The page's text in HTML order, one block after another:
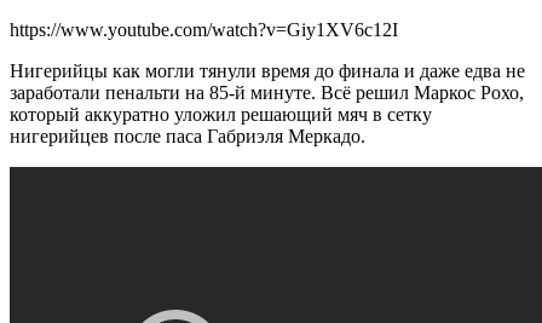
https://www.youtube.com/watch?v=Giy1XV6c12I
Нигерийцы как могли тянули время до финала и даже едва не
заработали пенальти на 85-й минуте. Всё решил Маркос Рохо,
который аккуратно уложил решающий мяч в сетку
нигерийцев после паса Габриэля Меркадо.